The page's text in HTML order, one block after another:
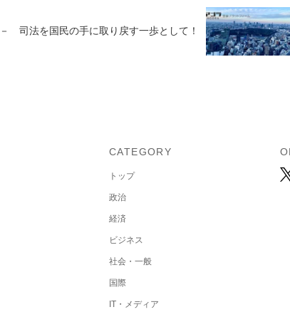
司法を国民の手に取り戻す一歩として！
CATEGORY
トップ
政治
経済
ビジネス
社会・一般
国際
IT・メディア